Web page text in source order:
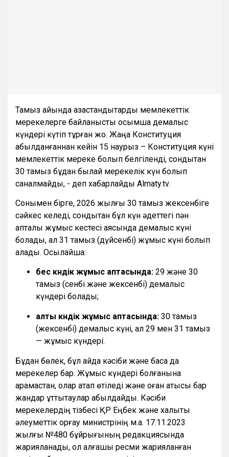
Тамыз айында қазақстандықтарды мемлекеттік
мерекелерге байланысты қосымша демалыс
күндері күтіп тұрған жоқ. Жаңа Конституция
қабылданғаннан кейін 15 наурыз – Конституция күні
мемлекеттік мереке болып белгіленді, сондықтан
30 тамыз бұдан былай мерекелік күн болып
саналмайды, - деп хабарлайды Almaty.tv.
Сонымен бірге, 2026 жылғы 30 тамыз жексенбіге
сәйкес келеді, сондықтан бұл күн әдеттегі пән
апталық жұмыс кестесі аясында демалыс күні
болады, ал 31 тамыз (дүйсенбі) жұмыс күні болып
қалады. Осылайша:
бес күндік жұмыс аптасында: 29 және 30
тамыз (сенбі және жексенбі) демалыс
күндері болады;
алты күндік жұмыс аптасында: 30 тамыз
(жексенбі) демалыс күні, ал 29 мен 31 тамыз
— жұмыс күндері.
Бұдан бөлек, бұл айда кәсіби және басқа да
мерекелер бар. Жұмыс күндері болғанына
қарамастан, олар атап өтіледі және оған қатысы бар
жандар құттықтаулар қабылдайды. Кәсіби
мерекелердің тізбесі ҚР Еңбек және халықты
әлеуметтік қорғау министрінің м.а. 17.11.2023
жылғы №480 бұйрығының редакциясында
жарияланады, ол алғашқы ресми жарияланған